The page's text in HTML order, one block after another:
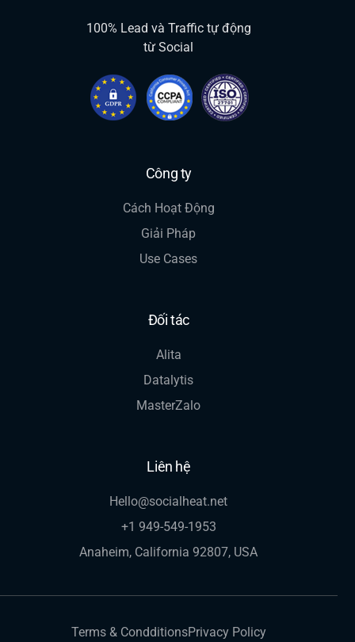
100% Lead và Traffic tự động
từ Social
Công ty
Cách Hoạt Động
Giải Pháp
Use Cases
Đối tác
Alita
Datalytis
MasterZalo
Liên hệ
Hello@socialheat.net
+1 949-549-1953
Anaheim, California 92807, USA
Terms & CondditionsPrivacy Policy